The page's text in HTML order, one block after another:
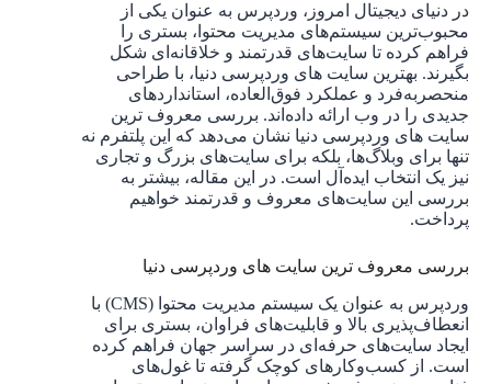
در دنیای دیجیتال امروز، وردپرس به عنوان یکی از
محبوب‌ترین سیستم‌های مدیریت محتوا، بستری را
فراهم کرده تا سایت‌های قدرتمند و خلاقانه‌ای شکل
بگیرند. بهترین سایت های وردپرسی دنیا، با طراحی
منحصربه‌فرد و عملکرد فوق‌العاده، استانداردهای
جدیدی را در وب ارائه داده‌اند. بررسی معروف ترین
سایت های وردپرسی دنیا نشان می‌دهد که این پلتفرم نه
تنها برای وبلاگ‌ها، بلکه برای سایت‌های بزرگ و تجاری
نیز یک انتخاب ایده‌آل است. در این مقاله، بیشتر به
بررسی این سایت‌های معروف و قدرتمند خواهیم
پرداخت.
بررسی معروف ترین سایت های وردپرسی دنیا
وردپرس به عنوان یک سیستم مدیریت محتوا (CMS) با
انعطاف‌پذیری بالا و قابلیت‌های فراوان، بستری برای
ایجاد سایت‌های حرفه‌ای در سراسر جهان فراهم کرده
است. از کسب‌وکارهای کوچک گرفته تا غول‌های